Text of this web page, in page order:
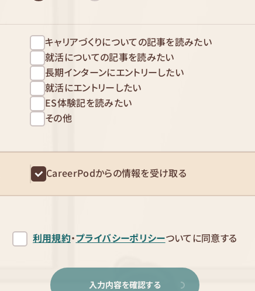
キャリアづくりについての記事を読みたい
就活についての記事を読みたい
長期インターンにエントリーしたい
就活にエントリーしたい
ES体験記を読みたい
その他
CareerPodからの情報を受け取る
利用規約・プライバシーポリシーついてに同意する
入力内容を確認する